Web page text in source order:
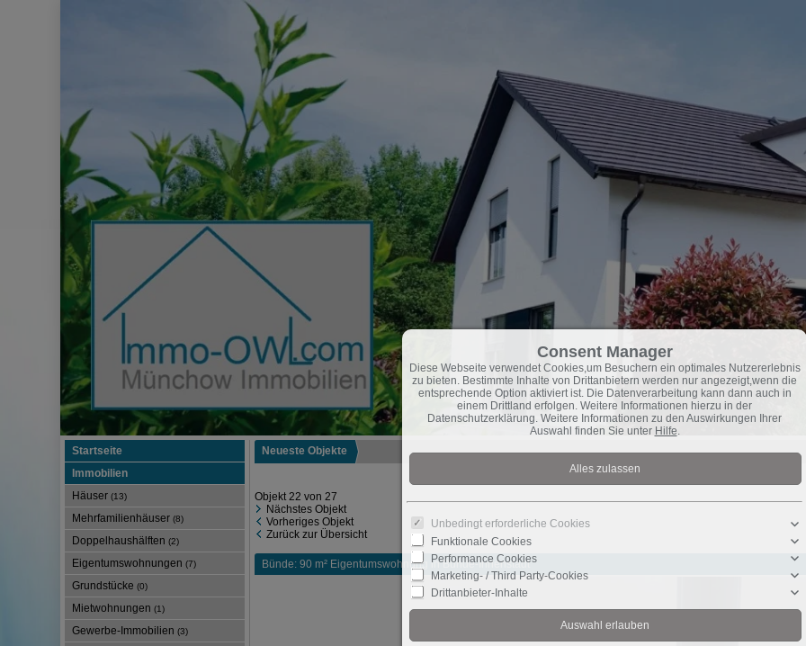
Startseite
Immobilien
Häuser(13)
Mehrfamilienhäuser(8)
Doppelhaushälften(2)
Eigentumswohnungen(7)
Grundstücke(0)
Mietwohnungen(1)
Gewerbe-Immobilien(3)
Neueste Objekte
Objekt 22 von 27
Nächstes Objekt
Vorheriges Objekt
Zurück zur Übersicht
Bünde: 90 m² Eigentumswohnung in Bünde-Innenstadt
Consent Manager
Diese Webseite verwendet Cookies,um Besuchern ein optimales Nutzererlebnis
zu bieten. Bestimmte Inhalte von Drittanbietern werden nur angezeigt,wenn die
entsprechende Option aktiviert ist. Die Datenverarbeitung kann dann auch in
einem Drittland erfolgen. Weitere Informationen hierzu in der
Datenschutzerklärung. Weitere Informationen zu den Auswirkungen Ihrer
Auswahl finden Sie unter Hilfe
Unbedingt erforderliche Cookies
Funktionale Cookies
Performance Cookies
Marketing- / Third Party-Cookies
Drittanbieter-Inhalte